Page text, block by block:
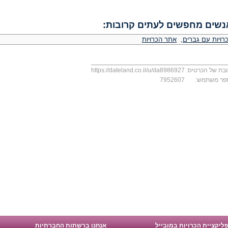
מחפשים לעתים קרובות:
עם גברים, אתר הכרויות
של הכרטיס: https://dateland.co.il/u/da8986927
משתמש:
7952607
הכרויות במובייל אנחנו ברשתות החברתיות